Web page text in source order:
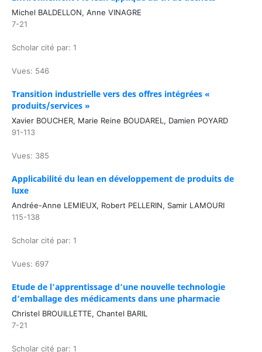
Michel BALDELLON, Anne VINAGRE
7-21
Scholar cité par: 1
Vues: 546
Transition industrielle vers des offres intégrées «
produits/services »
Xavier BOUCHER, Marie Reine BOUDAREL, Damien POYARD
91-113
Vues: 385
Applicabilité du lean en développement de produits de
luxe
Andrée-Anne LEMIEUX, Robert PELLERIN, Samir LAMOURI
115-138
Scholar cité par: 1
Vues: 697
Etude de l’apprentissage d’une nouvelle technologie
d’emballage des médicaments dans une pharmacie
Christel BROUILLETTE, Chantel BARIL
7-21
Scholar cité par: 1